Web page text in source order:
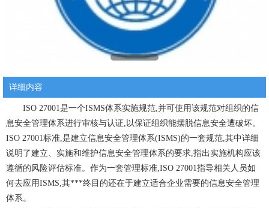
详细内容
ISO 27001是一个ISMS体系实施规范,并可使用该规范对组织的信
息安全管理体系进行审核与认证,以保证组织能摆脱信息安全遭破坏。
ISO 27001标准,是建立信息安全管理体系(ISMS)的一套规范,其中详细
说明了建立、实施和维护信息安全管理体系的要求,指出实施机构应该
遵循的风险评估标准。作为一套管理标准,ISO 27001指导相关人员如
何去应用ISMS,其***终目的还在于建立适合企业需要的信息安全管理
体系。